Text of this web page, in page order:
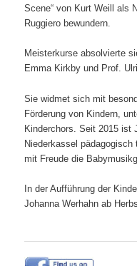
Scene“ von Kurt Weill als
Ruggiero bewundern.
Meisterkurse absolvierte
Emma Kirkby und Prof.
Sie widmet sich mit
Förderung von Kindern,
Kinderchors. Seit 2015 ist
Niederkassel
mit Freude die
In der Aufführung der
Johanna Werhahn ab